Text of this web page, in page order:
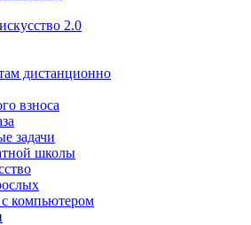
2.0
дистанционно
взноса
задачи
школы
компьютером